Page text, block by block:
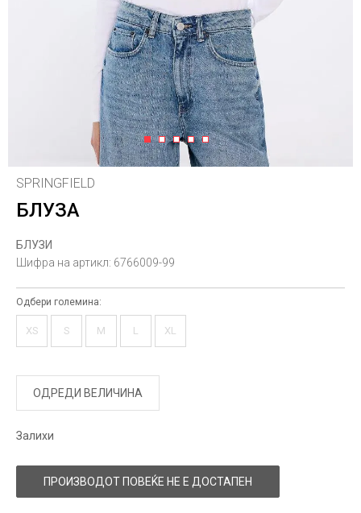
1 2 3 4 5
SPRINGFIELD
БЛУЗА
БЛУЗИ
Шифра на артикл: 6766009-99
Одбери големина:
XS S M L XL
ОДРЕДИ ВЕЛИЧИНА
Залихи
ПРОИЗВОДОТ ПОВЕЌЕ НЕ Е ДОСТАПЕН